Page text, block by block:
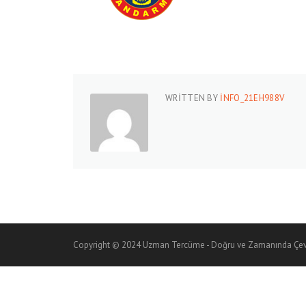
WRITTEN BY INFO_21EH988V
Copyright © 2024 Uzman Tercüme - Doğru ve Zamanında